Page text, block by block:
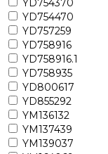
YD754470
YD757259
YD758916
YD758916.1
YD758935
YD800617
YD855292
YM136132
YM137439
YM139037